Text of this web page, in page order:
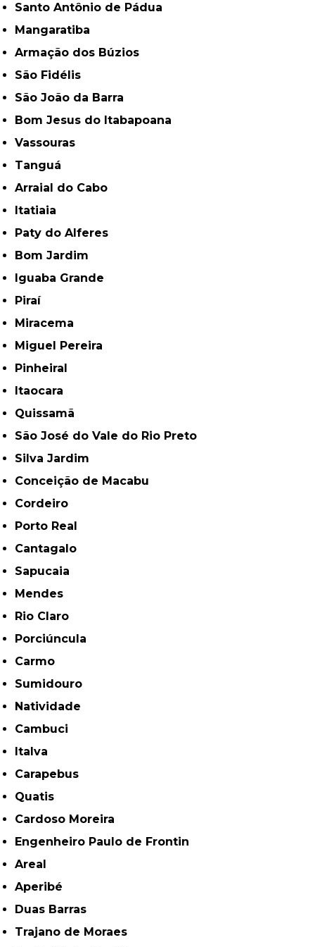
Santo Antônio de Pádua
Mangaratiba
Armação dos Búzios
São Fidélis
São João da Barra
Bom Jesus do Itabapoana
Vassouras
Tanguá
Arraial do Cabo
Itatiaia
Paty do Alferes
Bom Jardim
Iguaba Grande
Piraí
Miracema
Miguel Pereira
Pinheiral
Itaocara
Quissamã
São José do Vale do Rio Preto
Silva Jardim
Conceição de Macabu
Cordeiro
Porto Real
Cantagalo
Sapucaia
Mendes
Rio Claro
Porciúncula
Carmo
Sumidouro
Natividade
Cambuci
Italva
Carapebus
Quatis
Cardoso Moreira
Engenheiro Paulo de Frontin
Areal
Aperibé
Duas Barras
Trajano de Moraes